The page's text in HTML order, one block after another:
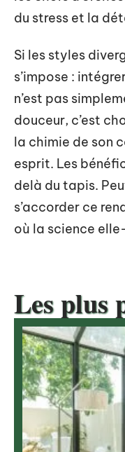
du stress et la
Si les styles
s’impose :
n’est pas
douceur, c’est
la chimie de son
esprit. Les
delà du tapis.
s’accorder ce
où la science
Les plus